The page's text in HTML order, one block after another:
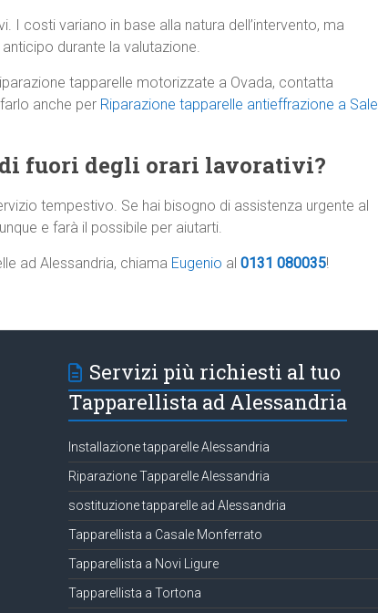
I costi variano in base alla natura dell’intervento, ma
durante la valutazione.
tapparelle motorizzate a Ovada, contatta
anche per Riparazione tapparelle antieffrazione a Sale
fuori degli orari lavorativi?
tempestivo. Se hai bisogno di assistenza urgente al
e farà il possibile per aiutarti.
ad Alessandria, chiama Eugenio al 0131 080035!
Servizi più richiesti al tuo
Tapparellista ad Alessandria
Installazione tapparelle Alessandria
Riparazione Tapparelle Alessandria
sostituzione tapparelle ad Alessandria
Tapparellista a Casale Monferrato
Tapparellista a Novi Ligure
Tapparellista a Tortona